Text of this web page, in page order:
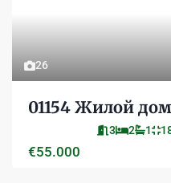
26
01154 Жилой
3 2 1
€55.000